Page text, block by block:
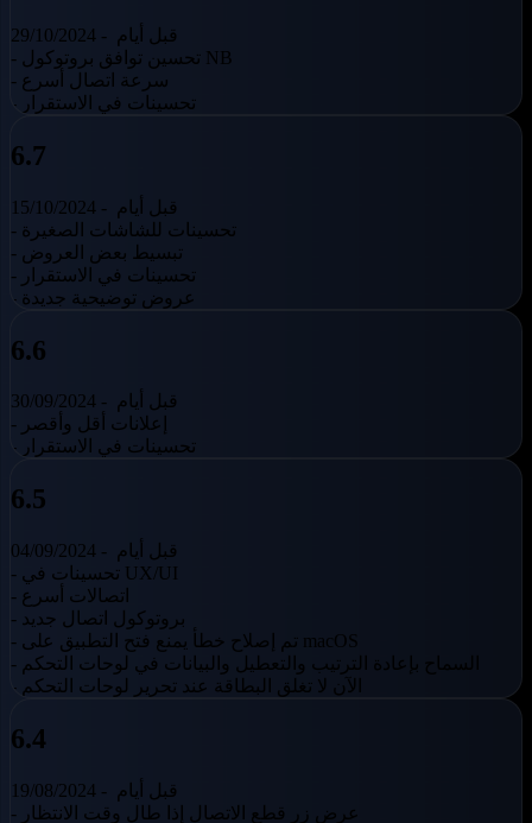
29/10/2024 - قبل أيام
- تحسين توافق بروتوكول NB
- سرعة اتصال أسرع
- تحسينات في الاستقرار
6.7
15/10/2024 - قبل أيام
- تحسينات للشاشات الصغيرة
- تبسيط بعض العروض
- تحسينات في الاستقرار
- عروض توضيحية جديدة
6.6
30/09/2024 - قبل أيام
- إعلانات أقل وأقصر
- تحسينات في الاستقرار
6.5
04/09/2024 - قبل أيام
- تحسينات في UX/UI
- اتصالات أسرع
- بروتوكول اتصال جديد
- تم إصلاح خطأ يمنع فتح التطبيق على macOS
- السماح بإعادة الترتيب والتعطيل والبيانات في لوحات التحكم
- الآن لا تغلق البطاقة عند تحرير لوحات التحكم
6.4
19/08/2024 - قبل أيام
- عرض زر قطع الاتصال إذا طال وقت الانتظار